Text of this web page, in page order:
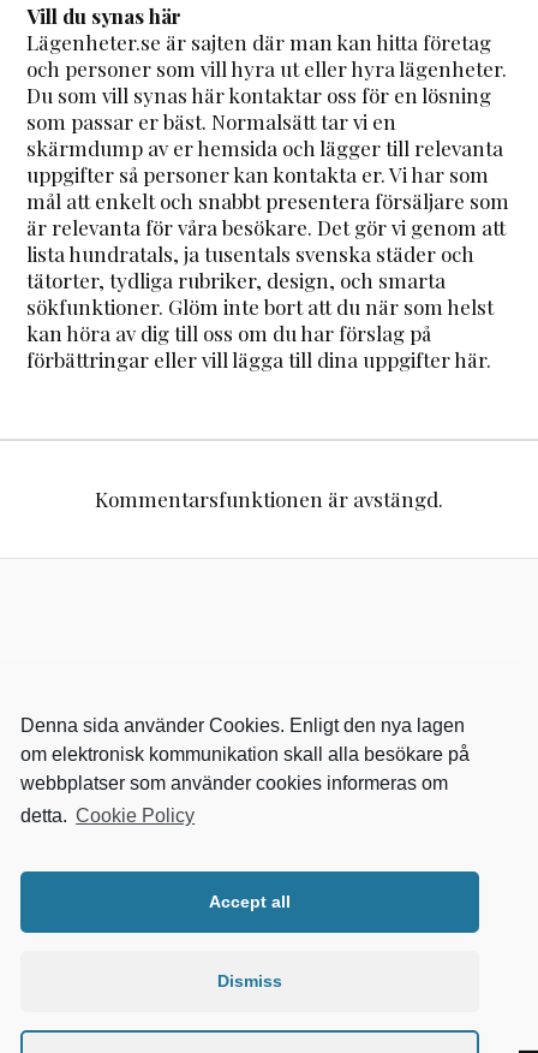
Vill du synas här
Lägenheter.se är sajten där man kan hitta företag
och personer som vill hyra ut eller hyra lägenheter.
Du som vill synas här kontaktar oss för en lösning
som passar er bäst. Normalsätt tar vi en
skärmdump av er hemsida och lägger till relevanta
uppgifter så personer kan kontakta er. Vi har som
mål att enkelt och snabbt presentera försäljare som
är relevanta för våra besökare. Det gör vi genom att
lista hundratals, ja tusentals svenska städer och
tätorter, tydliga rubriker, design, och smarta
sökfunktioner. Glöm inte bort att du när som helst
kan höra av dig till oss om du har förslag på
förbättringar eller vill lägga till dina uppgifter här.
Kommentarsfunktionen är avstängd.
Denna sida använder Cookies. Enligt den nya lagen
om elektronisk kommunikation skall alla besökare på
webbplatser som använder cookies informeras om
detta. Cookie Policy
Accept all
Dismiss